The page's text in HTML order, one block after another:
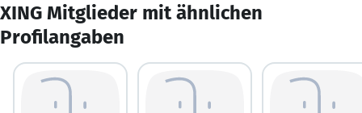
XING Mitglieder mit ähnlichen
Profilangaben